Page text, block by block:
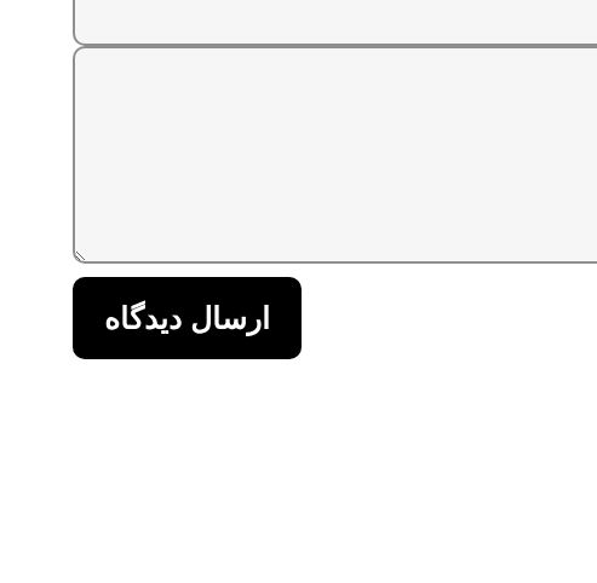
ارسال دیدگاه